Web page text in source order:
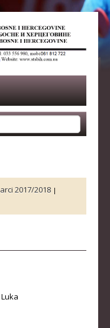
2017/2018 |